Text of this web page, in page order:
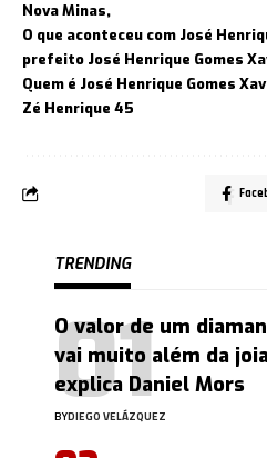
Nova Minas
O que aconteceu com José
prefeito José Henrique Gomes
Quem é José Henrique Gomes
Zé Henrique 45
TRENDING
O valor de um
vai muito além da
explica Daniel Mors
BYDIEGO VELÁZQUEZ